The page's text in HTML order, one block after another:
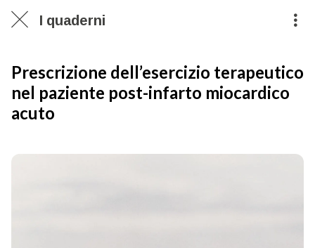
I quaderni
Prescrizione dell’esercizio terapeutico
nel paziente post-infarto miocardico
acuto